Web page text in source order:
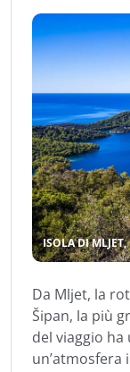
ISOLA DI MLJET,
Da Mljet, la
Šipan, la più
del viaggio